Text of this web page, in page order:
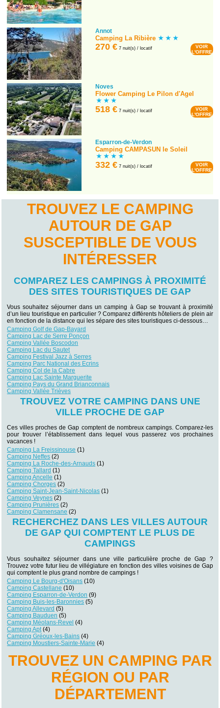
Annot
Camping La Ribière
270 € 7 nuit(s) / locatif
VOIR
L'OFFRE
Noves
Flower Camping Le Pilon d'Agel
518 € 7 nuit(s) / locatif
VOIR
L'OFFRE
Esparron-de-Verdon
Camping CAMPASUN le Soleil
332 € 7 nuit(s) / locatif
VOIR
L'OFFRE
TROUVEZ LE CAMPING
AUTOUR DE GAP
SUSCEPTIBLE DE VOUS
INTÉRESSER
COMPAREZ LES CAMPINGS À PROXIMITÉ
DES SITES TOURISTIQUES DE GAP
Vous souhaitez séjourner dans un camping à Gap se trouvant à proximité
d’un lieu touristique en particulier ? Comparez différents hôteliers de plein air
en fonction de la distance qui les sépare des sites touristiques ci-dessous…
Camping Golf de Gap-Bayard
Camping Lac de Serre Ponçon
Camping Vallée Boscodon
Camping Lac du Sautet
Camping Festival Jazz à Serres
Camping Parc National des Ecrins
Camping Col de la Cabre
Camping Lac Sainte Marguerite
Camping Pays du Grand Brianconnais
Camping Vallée Trièves
TROUVEZ VOTRE CAMPING DANS UNE
VILLE PROCHE DE GAP
Ces villes proches de Gap comptent de nombreux campings. Comparez-les
pour trouver l’établissement dans lequel vous passerez vos prochaines
vacances !
Camping La Freissinouse (1)
Camping Neffes (2)
Camping La Roche-des-Arnauds (1)
Camping Tallard (1)
Camping Ancelle (1)
Camping Chorges (2)
Camping Saint-Jean-Saint-Nicolas (1)
Camping Veynes (2)
Camping Prunières (2)
Camping Clamensane (2)
RECHERCHEZ DANS LES VILLES AUTOUR
DE GAP QUI COMPTENT LE PLUS DE
CAMPINGS
Vous souhaitez séjourner dans une ville particulière proche de Gap ?
Trouvez votre futur lieu de villégiature en fonction des villes voisines de Gap
qui comptent le plus grand nombre de campings !
Camping Le Bourg-d'Oisans (10)
Camping Castellane (10)
Camping Esparron-de-Verdon (9)
Camping Buis-les-Baronnies (5)
Camping Allevard (5)
Camping Bauduen (5)
Camping Méolans-Revel (4)
Camping Apt(4)
Camping Gréoux-les-Bains (4)
Camping Moustiers-Sainte-Marie (4)
TROUVEZ UN CAMPING PAR
RÉGION OU PAR
DÉPARTEMENT